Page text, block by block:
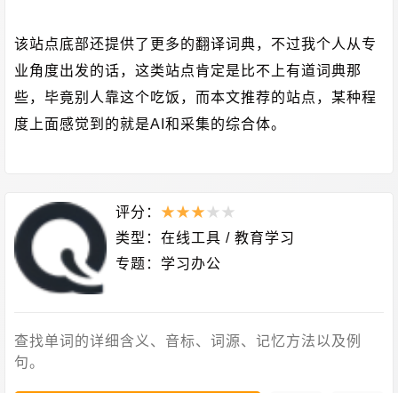
该站点底部还提供了更多的翻译词典，不过我个人从专
业角度出发的话，这类站点肯定是比不上有道词典那
些，毕竟别人靠这个吃饭，而本文推荐的站点，某种程
度上面感觉到的就是AI和采集的综合体。
评分： ★★★ ★ ★
类型： 在线工具 / 教育学习
专题： 学习办公
查找单词的详细含义、音标、词源、记忆方法以及例
句。